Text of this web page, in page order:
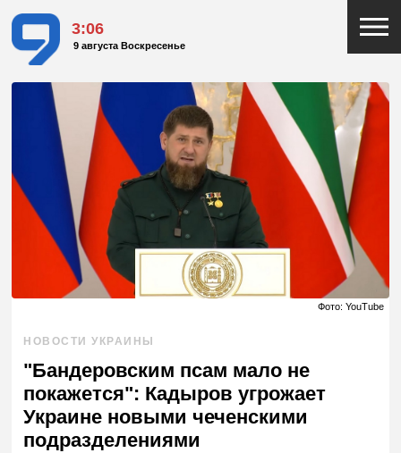
3:07
9 августа Воскресенье
Фото: YouTube
НОВОСТИ УКРАИНЫ
"Бандеровским псам мало не
покажется": Кадыров угрожает
Украине новыми чеченскими
подразделениями